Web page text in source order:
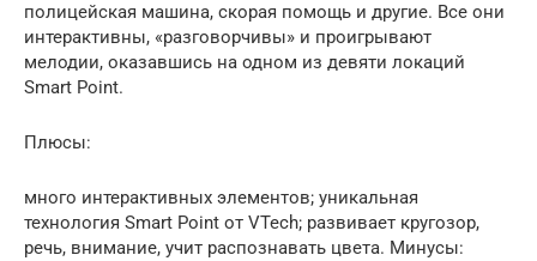
полицейская машина, скорая помощь и другие. Все они
интерактивны, «разговорчивы» и проигрывают
мелодии, оказавшись на одном из девяти локаций
Smart Point.
Плюсы:
много интерактивных элементов; уникальная
технология Smart Point от VTech; развивает кругозор,
речь, внимание, учит распознавать цвета. Минусы: